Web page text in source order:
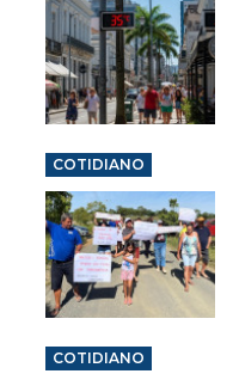
COTIDIANO
COTIDIANO